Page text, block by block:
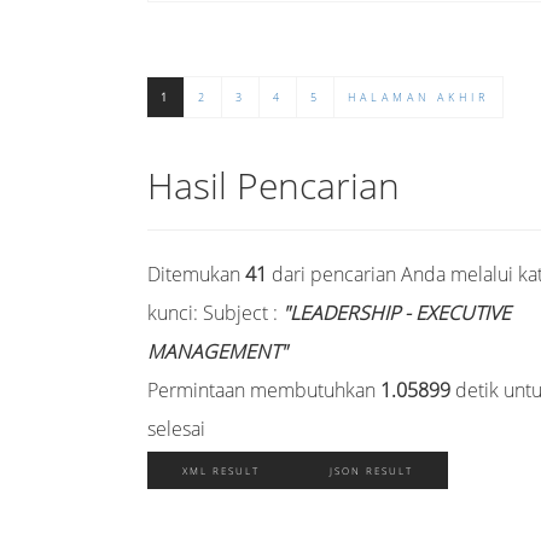
1 2 3 4 5 HALAMAN AKHIR
Hasil Pencarian
Ditemukan 41 dari pencarian Anda melalui
kunci: Subject : "LEADERSHIP - EXECUTIVE
MANAGEMENT"
Permintaan membutuhkan 1.05899 detik
selesai
XML RESULT JSON RESULT